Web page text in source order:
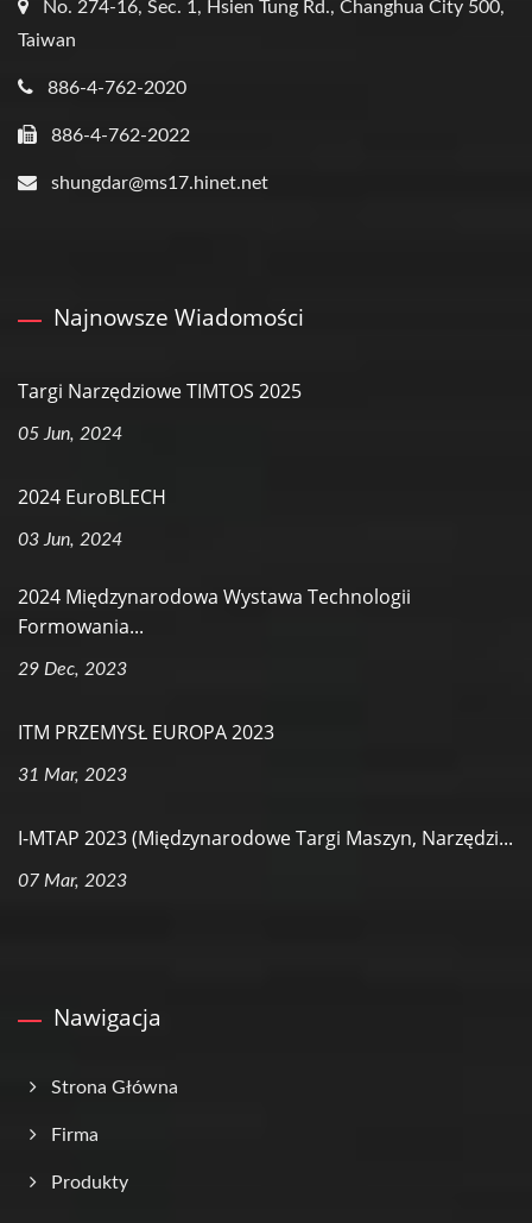
No. 274-16, Sec. 1, Hsien Tung Rd., Changhua City 500,
Taiwan
886-4-762-2020
886-4-762-2022
shungdar@ms17.hinet.net
Najnowsze Wiadomości
Targi Narzędziowe TIMTOS 2025
05 Jun, 2024
2024 EuroBLECH
03 Jun, 2024
2024 Międzynarodowa Wystawa Technologii
Formowania...
29 Dec, 2023
ITM PRZEMYSŁ EUROPA 2023
31 Mar, 2023
I-MTAP 2023 (Międzynarodowe Targi Maszyn, Narzędzi...
07 Mar, 2023
Nawigacja
Strona Główna
Firma
Produkty